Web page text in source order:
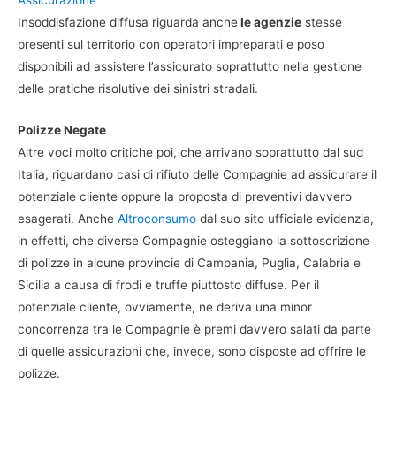
Insoddisfazione diffusa riguarda anchele agenzie stesse
presenti sul territorio con operatori impreparati e poso
disponibili ad assistere l’assicurato soprattutto nella gestione
delle pratiche risolutive dei sinistri stradali.
Polizze Negate
Altre voci molto critiche poi, che arrivano soprattutto dal sud
Italia, riguardano casi di rifiuto delle Compagnie ad assicurare il
potenziale cliente oppure la proposta di preventivi davvero
esagerati. Anche Altroconsumo dal suo sito ufficiale evidenzia,
in effetti, che diverse Compagnie osteggiano la sottoscrizione
di polizze in alcune provincie di Campania, Puglia, Calabria e
Sicilia a causa di frodi e truffe piuttosto diffuse. Per il
potenziale cliente, ovviamente, ne deriva una minor
concorrenza tra le Compagnie è premi davvero salati da parte
di quelle assicurazioni che, invece, sono disposte ad offrire le
polizze.